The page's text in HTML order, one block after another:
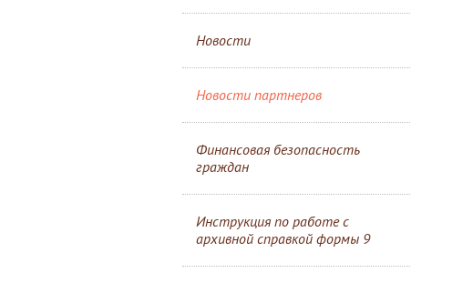
Новости
Новости партнеров
Финансовая безопасность
граждан
Инструкция по работе с
архивной справкой формы 9